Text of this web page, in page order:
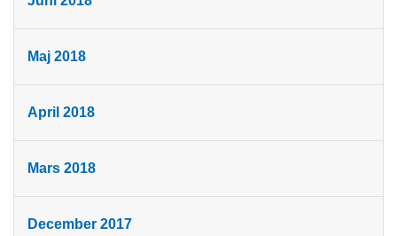
Maj 2018
April 2018
Mars 2018
December 2017